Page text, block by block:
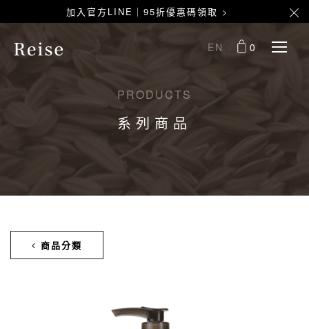
加入官方LINE｜95折優惠碼領取 >
EN 0
PRODUCTS
系列商品
商品分類